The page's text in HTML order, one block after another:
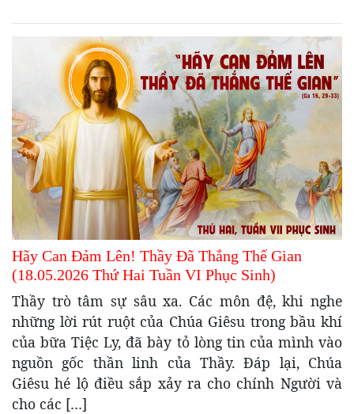
Hãy Can Đảm Lên! Thầy Đã Thắng Thế Gian
(18.05.2026 Thứ Hai Tuần VI Phục Sinh)
Thầy trò tâm sự sâu xa. Các môn đệ, khi nghe
những lời rút ruột của Chúa Giêsu trong bầu khí
của bữa Tiệc Ly, đã bày tỏ lòng tin của mình vào
nguồn gốc thần linh của Thầy. Đáp lại, Chúa
Giêsu hé lộ điều sắp xảy ra cho chính Người và
cho các […]